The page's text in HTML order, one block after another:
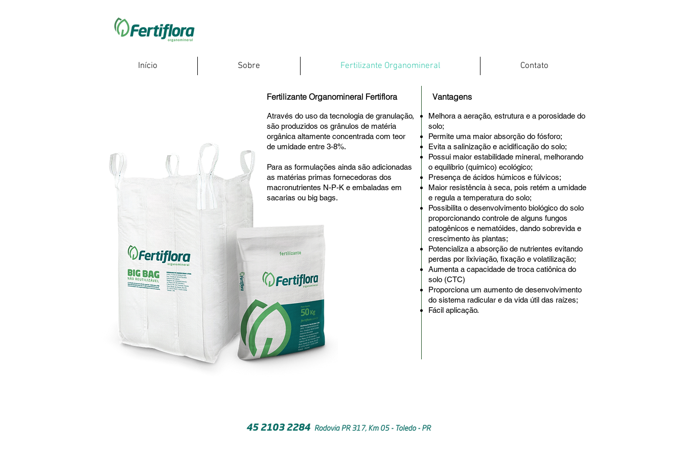
Início Sobre Fertilizante Organomineral Contato
Fertilizante Organomineral Fertiflora
Através do uso da tecnologia de granulação,
são produzidos os grânulos de matéria
orgânica altamente concentrada com teor
de umidade entre 3-8%.
Para as formulações ainda são adicionadas
as matérias primas fornecedoras dos
macronutrientes N-P-K e embaladas em
sacarias ou big bags.
Vantagens
Melhora a aeração, estrutura e a porosidade do
solo;
Permite uma maior absorção do fósforo;
Evita a salinização e acidificação do solo;
Possui maior estabilidade mineral, melhorando
o equilíbrio (químico) ecológico;
Presença de ácidos húmicos e fúlvicos;
Maior resistência à seca, pois retém a umidade
e regula a temperatura do solo;
Possibilita o desenvolvimento biológico do solo
proporcionando controle de alguns fungos
patogênicos e nematóides, dando sobrevida e
crescimento às plantas;
Potencializa a absorção de nutrientes evitando
perdas por lixiviação, fixação e volatilização;
Aumenta a capacidade de troca catiônica do
solo (CTC)
Proporciona um aumento de desenvolvimento
do sistema radicular e da vida útil das raízes;
Fácil aplicação.